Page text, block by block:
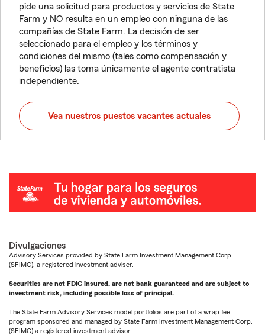
pide una solicitud para productos y servicios de State
Farm y NO resulta en un empleo con ninguna de las
compañías de State Farm. La decisión de ser
seleccionado para el empleo y los términos y
condiciones del mismo (tales como compensación y
beneficios) las toma únicamente el agente contratista
independiente.
Vea nuestros puestos vacantes actuales
Divulgaciones
Advisory Services provided by State Farm Investment Management Corp.
(SFIMC), a registered investment adviser.
Securities are not FDIC insured, are not bank guaranteed and are subject to
investment risk, including possible loss of principal.
The State Farm Advisory Services model portfolios are part of a wrap fee
program sponsored and managed by State Farm Investment Management Corp.
(SFIMC) a registered investment advisor.